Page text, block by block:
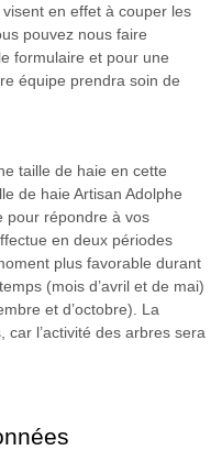
en effet à couper les
pouvez nous faire
formulaire et pour une
équipe prendra soin de
taille de haie en cette
de haie Artisan Adolphe
pour répondre à vos
en deux périodes
plus favorable durant
(mois d’avril et de mai)
et d’octobre). La
l’activité des arbres sera